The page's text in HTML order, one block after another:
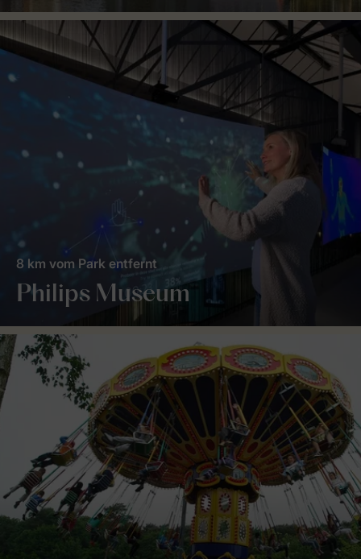
Philips Museum
8 km vom Park entfernt